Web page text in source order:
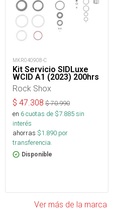
MKR040908-C
Kit Servicio SIDLuxe
WCID A1 (2023) 200hrs
Rock Shox
$ 47.308 $70.990
en 6cuotas de $7.885sin
interés
ahorras $1.890 por
transferencia.
Disponible
Ver más de la marca